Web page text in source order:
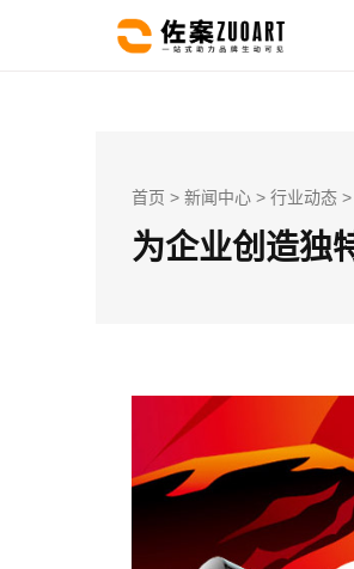
首页 > 新闻中心 > 行业动态
为企业创造独